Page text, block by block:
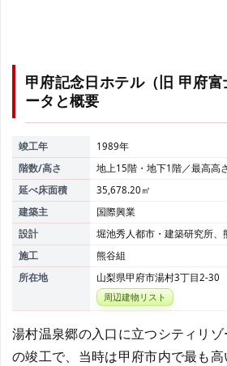
甲府記念日ホテル（旧 甲府富
ータと概要
竣工年
1989年
階数/高さ
地上15階・地下1階／最高高
延べ床面積
35,678.20㎡
建築主
国際興業
設計
堀池秀人都市・建築研究所、
施工
熊谷組
所在地
山梨県甲府市湯村3丁目2-30
周辺建物リスト
湯村温泉郷の入口に立つシティリ
の竣工で、当時は甲府市内で最も